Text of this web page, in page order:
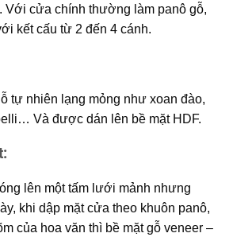
Với cửa chính thường làm panô gỗ,
kết cấu từ 2 đến 4 cánh.
tự nhiên lạng mỏng như xoan đào,
Và được dán lên bề mặt HDF.
lên một tấm lưới mảnh nhưng
khi dập mặt cửa theo khuôn panô,
của hoa văn thì bề mặt gỗ veneer –